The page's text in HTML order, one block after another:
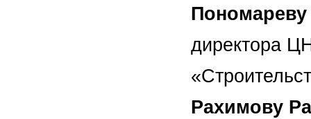
директора
Рахимову